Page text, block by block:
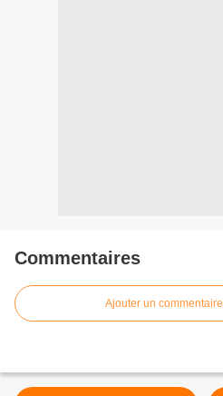
Commentaires
Ajouter un commentaire